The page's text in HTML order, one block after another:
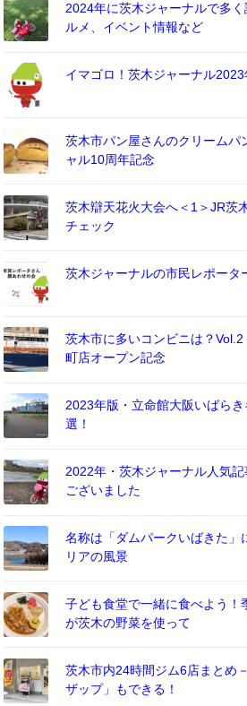
2024年に茨木ジャーナルで多
ルメ、イベント情報など
イマゴロ！茨木ジャーナル
茨木市パン屋さんのクリームパ
ャル10周年記念
茨木辯天花火大会へ＜1＞JR茨
チェック
茨木ジャーナルの市民レポータ
茨木市に多いコンビニは？
町店オープン記念
2023年版・立命館大阪いばら
選！
2022年・茨木ジャーナル人気
ございました
名称は「ダムパークいばきた」
リアの風景
子ども食堂で一緒に食べよう！
が茨木の野菜を使って
茨木市内24時間ジム6店まとめ
ザップ」もできる！